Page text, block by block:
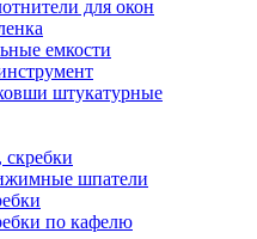
для окон
емкости
штукатурные
шпатели
по кафелю